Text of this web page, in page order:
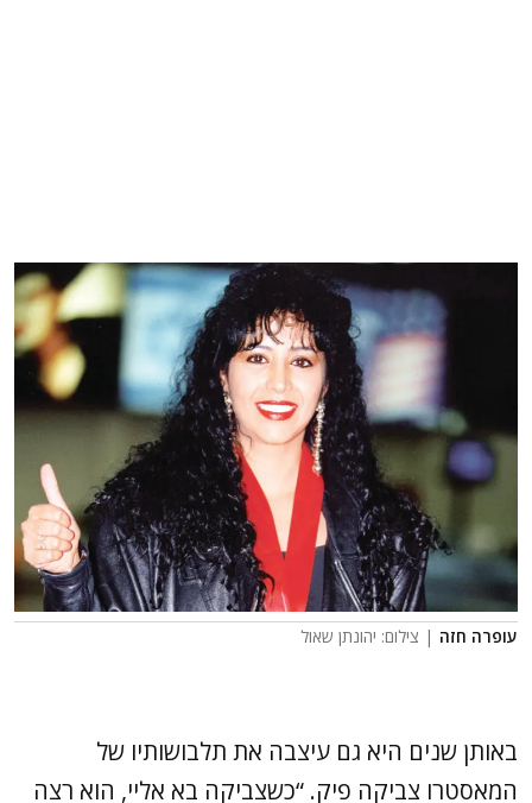
עופרה חזה | צילום: יהונתן שאול
באותן שנים היא גם עיצבה את תלבושותיו של
המאסטרו צביקה פיק. “כשצביקה בא אליי, הוא רצה